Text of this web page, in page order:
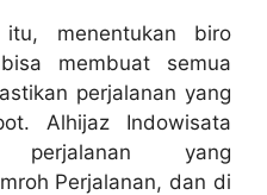
menentukan biro
membuat semua
perjalanan yang
Alhijaz Indowisata
perjalanan yang
Perjalanan, dan di